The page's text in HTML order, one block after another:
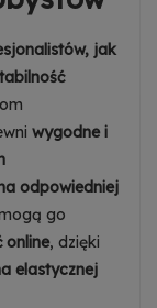
jak
wygodne i
odpowiedniej
go
online, dzięki
elastycznej